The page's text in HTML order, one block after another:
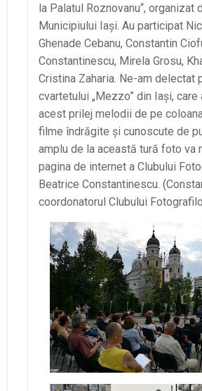
la Palatul Roznovanu“, organizat
Municipiului Iaşi. Au participat
Ghenade Cebanu, Constantin
Constantinescu, Mirela Grosu,
Cristina Zaharia. Ne-am delectat
cvartetului „Mezzo” din Iaşi, care
acest prilej melodii de pe
filme îndrăgite şi cunoscute de
amplu de la această tură foto va
pagina de internet a Clubului
Beatrice Constantinescu.
coordonatorul Clubului